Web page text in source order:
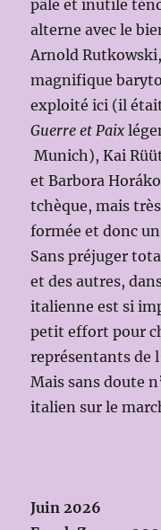
pâle et inutile
alterne avec le
Arnold
magnifique
exploité ici (il
Guerre et Paix
Munich), Kai
et Barbora
tchèque, mais
formée et donc
Sans préjuger
et des autres,
italienne est si
petit effort pour
représentants de
Mais sans doute
italien sur le
Juin 2026